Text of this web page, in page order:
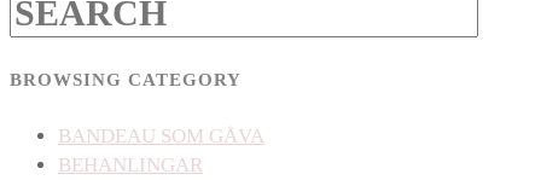
BROWSING CATEGORY
BANDEAU SOM GÅVA
BEHANLINGAR